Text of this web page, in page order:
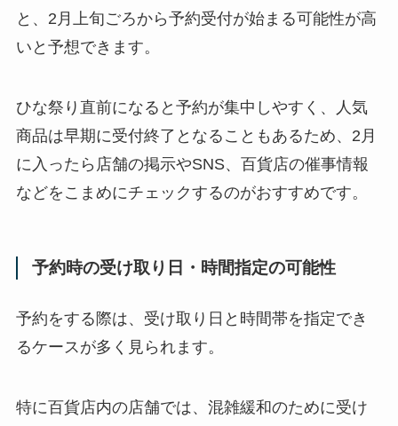
と、2月上旬ごろから予約受付が始まる可能性が高
いと予想できます。
ひな祭り直前になると予約が集中しやすく、人気
商品は早期に受付終了となることもあるため、2月
に入ったら店舗の掲示やSNS、百貨店の催事情報
などをこまめにチェックするのがおすすめです。
予約時の受け取り日・時間指定の可能性
予約をする際は、受け取り日と時間帯を指定でき
るケースが多く見られます。
特に百貨店内の店舗では、混雑緩和のために受け